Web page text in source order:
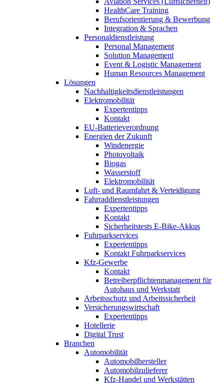
HealthCare Training
Berufsorientierung & Bewerbung
Integration & Sprachen
Personaldienstleistung
Personal Management
Solution Management
Event & Logistic Management
Human Resources Management
Lösungen
Nachhaltigkeitsdienstleistungen
Elektromobilität
Expertentipps
Kontakt
EU-Batterieverordnung
Energien der Zukunft
Windenergie
Photovoltaik
Biogas
Wasserstoff
Elektromobilität
Luft- und Raumfahrt & Verteidigung
Fahrraddienstleistungen
Expertentipps
Kontakt
Sicherheitstests E-Bike-Akkus
Fuhrparkservices
Expertentipps
Kontakt Fuhrparkservices
Kfz-Gewerbe
Kontakt
Betreiberpflichtenmanagement für
Autohaus und Werkstatt
Arbeitsschutz und Arbeitssicherheit
Versicherungswirtschaft
Expertentipps
Hotellerie
Digital Trust
Branchen
Automobilität
Automobilhersteller
Automobilzulieferer
Kfz-Handel und Werkstätten